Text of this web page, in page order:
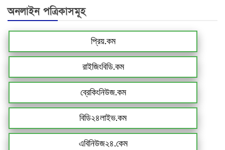
অনলাইন পত্রিকাসমূহ
প্রিয়.কম
রাইজিংবিডি.কম
ব্রেকিংনিউজ.কম
বিডি২৪লাইভ.কম
এবিনিউজ২৪.কেম